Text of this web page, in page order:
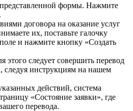
формы. Нажмите
договора на оказание услуг
их, поставьте галочку
и нажмите кнопку «Создать
этого следует совершить перевод
следуя инструкциям на нашем
действий, система
«Состояние заявки», где
перевода.